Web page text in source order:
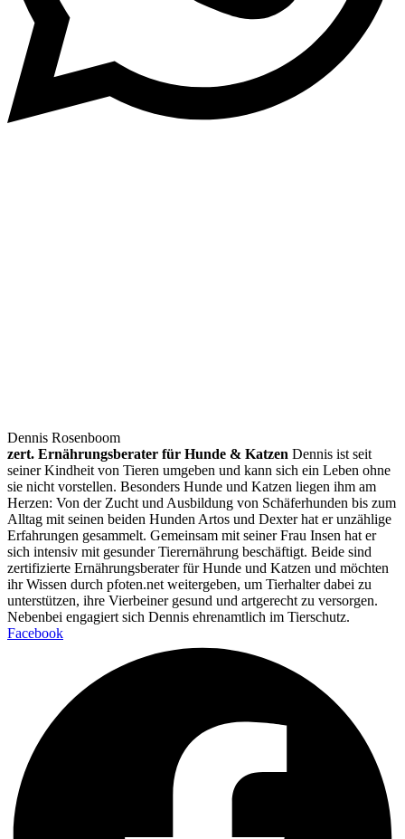
Dennis Rosenboom
zert. Ernährungsberater für Hunde & Katzen Dennis ist seit
seiner Kindheit von Tieren umgeben und kann sich ein Leben ohne
sie nicht vorstellen. Besonders Hunde und Katzen liegen ihm am
Herzen: Von der Zucht und Ausbildung von Schäferhunden bis zum
Alltag mit seinen beiden Hunden Artos und Dexter hat er unzählige
Erfahrungen gesammelt. Gemeinsam mit seiner Frau Insen hat er
sich intensiv mit gesunder Tierernährung beschäftigt. Beide sind
zertifizierte Ernährungsberater für Hunde und Katzen und möchten
ihr Wissen durch pfoten.net weitergeben, um Tierhalter dabei zu
unterstützen, ihre Vierbeiner gesund und artgerecht zu versorgen.
Nebenbei engagiert sich Dennis ehrenamtlich im Tierschutz.
Facebook